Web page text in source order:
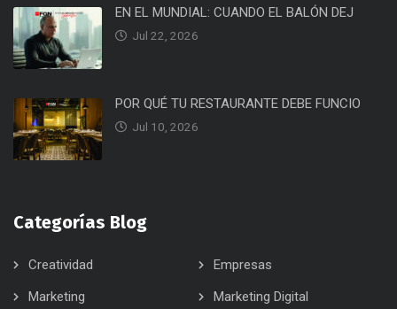
EN EL MUNDIAL: CUANDO EL BALÓN DEJ
Jul 22, 2026
POR QUÉ TU RESTAURANTE DEBE FUNCIO
Jul 10, 2026
Categorías Blog
Creatividad
Empresas
Marketing
Marketing Digital